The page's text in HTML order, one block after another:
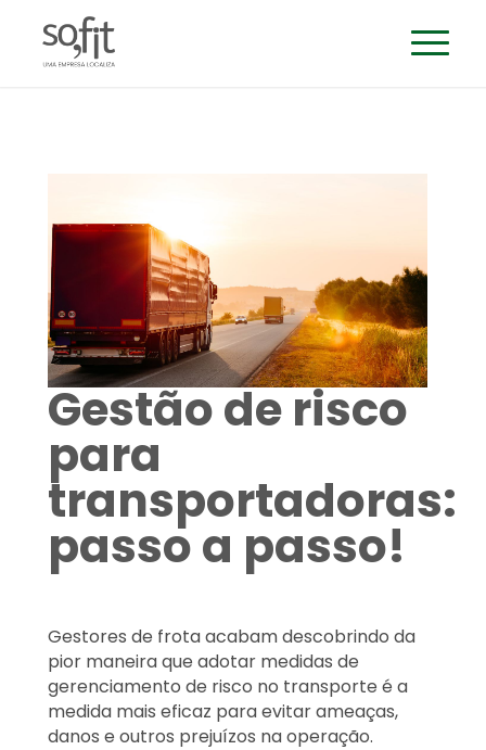
Gestão de risco
para
transportadoras:
passo a passo!
Gestores de frota acabam descobrindo da
pior maneira que adotar medidas de
gerenciamento de risco no transporte é a
medida mais eficaz para evitar ameaças,
danos e outros prejuízos na operação.